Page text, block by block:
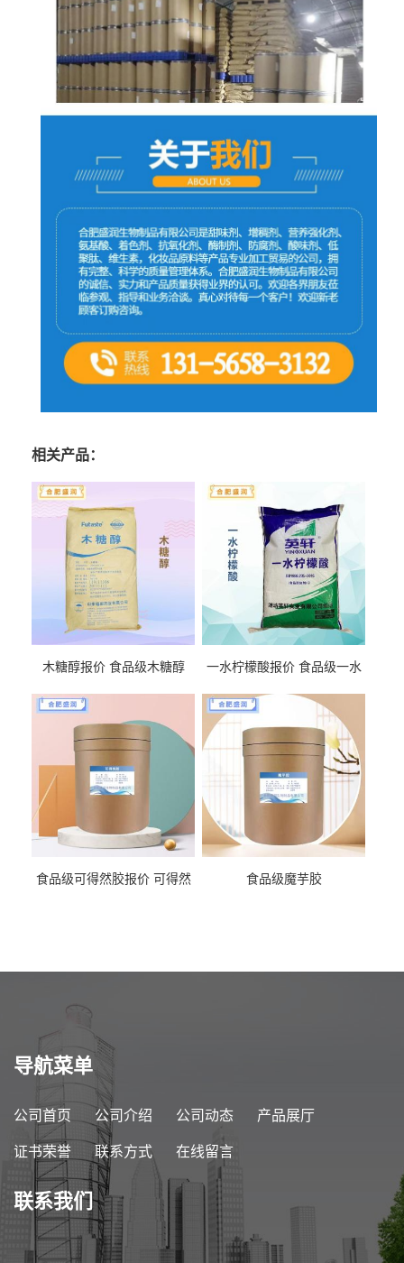
相关产品：
木糖醇报价 食品级木糖醇
一水柠檬酸报价 食品级一水
食品级可得然胶报价 可得然
食品级魔芋胶
导航菜单
公司首页 公司介绍 公司动态 产品展厅
证书荣誉 联系方式 在线留言
联系我们